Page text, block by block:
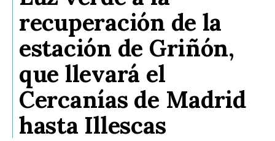
recuperación de la
estación de Griñón,
que llevará el
Cercanías de Madrid
hasta Illescas